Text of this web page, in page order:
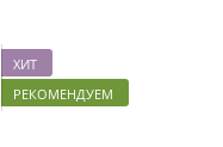
ХИТ
РЕКОМЕНДУЕМ